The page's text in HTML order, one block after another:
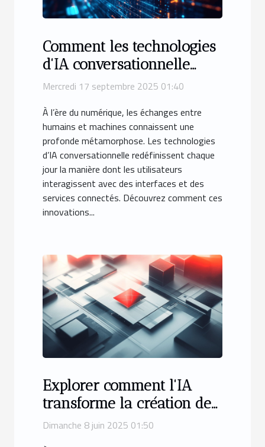
Comment les technologies
d'IA conversationnelle
transforment-elles
Mercredi 17 septembre 2025 01:40
À l’ère du numérique, les échanges entre
humains et machines connaissent une
profonde métamorphose. Les technologies
d’IA conversationnelle redéfinissent chaque
jour la manière dont les utilisateurs
interagissent avec des interfaces et des
services connectés. Découvrez comment ces
innovations...
Explorer comment l'IA
transforme la création de
logos et images
Dimanche 8 juin 2025 01:50